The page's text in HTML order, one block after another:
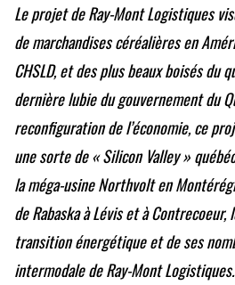
Le projet de Ray-Mont Logistiques
de marchandises céréalières en
CHSLD, et des plus beaux boisés
dernière lubie du gouvernement du
reconfiguration de l’économie, ce
une sorte de « Silicon Valley »
la méga-usine Northvolt en
de Rabaska à Lévis et à
transition énergétique et de ses
intermodale de Ray-Mont